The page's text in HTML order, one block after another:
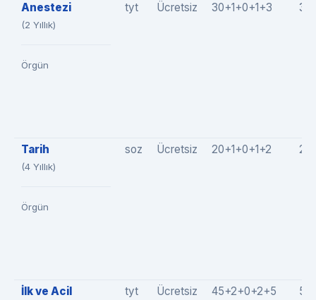
Anestezi
(2 Yıllık)
Örgün
tyt Ücretsiz 30+1+0+1+3
Tarih
(4 Yıllık)
Örgün
soz Ücretsiz 20+1+0+1+2
İlk ve Acil
tyt Ücretsiz 45+2+0+2+5